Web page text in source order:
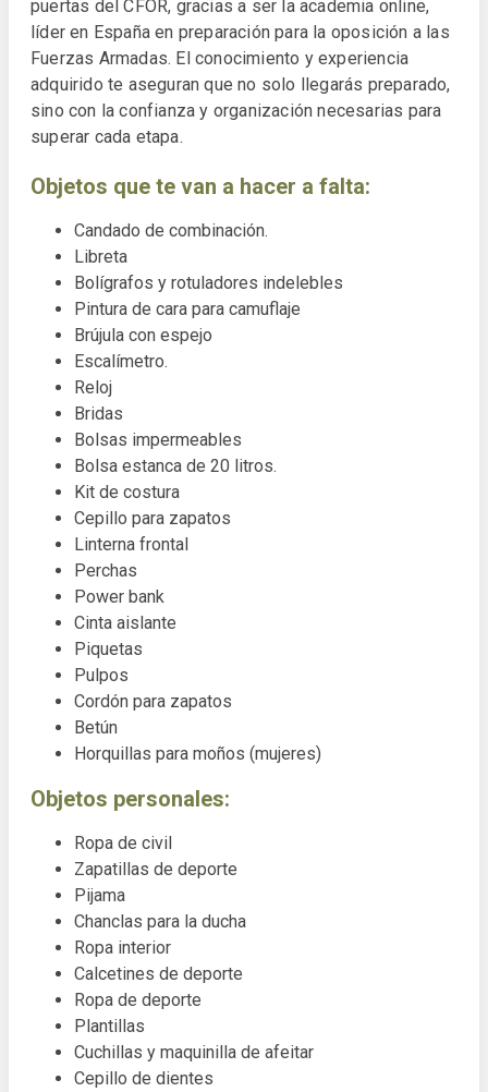
puertas del CFOR, gracias a ser la academia online,
líder en España en preparación para la oposición a las
Fuerzas Armadas. El conocimiento y experiencia
adquirido te aseguran que no solo llegarás preparado,
sino con la confianza y organización necesarias para
superar cada etapa.
Objetos que te van a hacer a falta:
Candado de combinación.
Libreta
Bolígrafos y rotuladores indelebles
Pintura de cara para camuflaje
Brújula con espejo
Escalímetro.
Reloj
Bridas
Bolsas impermeables
Bolsa estanca de 20 litros.
Kit de costura
Cepillo para zapatos
Linterna frontal
Perchas
Power bank
Cinta aislante
Piquetas
Pulpos
Cordón para zapatos
Betún
Horquillas para moños (mujeres)
Objetos personales:
Ropa de civil
Zapatillas de deporte
Pijama
Chanclas para la ducha
Ropa interior
Calcetines de deporte
Ropa de deporte
Plantillas
Cuchillas y maquinilla de afeitar
Cepillo de dientes